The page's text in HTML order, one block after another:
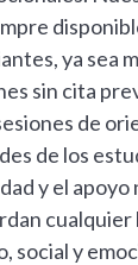
ya sea
sin cita
de
de los
y el apoyo
cualquier
social y